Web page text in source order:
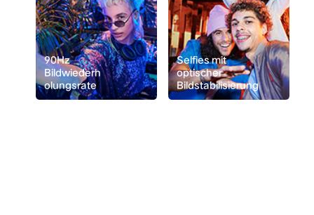
90Hz
Bildwiederh
olungsrate
Selfies mit
optischer
Bildstabilisierung